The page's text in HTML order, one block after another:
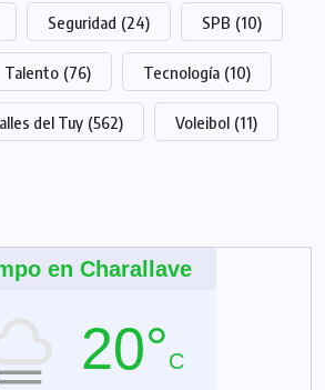
Seguridad (24) SPB (10)
Talento (76) Tecnología (10)
del Tuy (562) Voleibol (11)
en Charallave
20°C